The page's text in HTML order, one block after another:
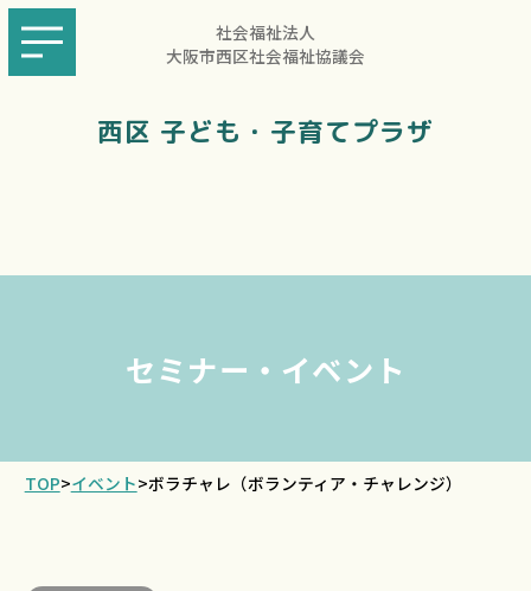
社会福祉法人
大阪市西区社会福祉協議会
西区 子ども・子育てプラザ
セミナー・イベント
TOP>イベント>ボラチャレ（ボランティア・チャレンジ）